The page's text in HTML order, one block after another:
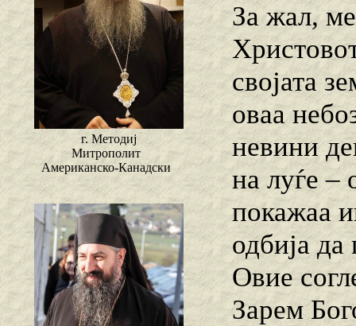
г. Методиј
Митрополит
Американско-Канадски
За жал,
својата
оваа
невини
на луѓе –
покажаа
одбија
Овие
Зарем